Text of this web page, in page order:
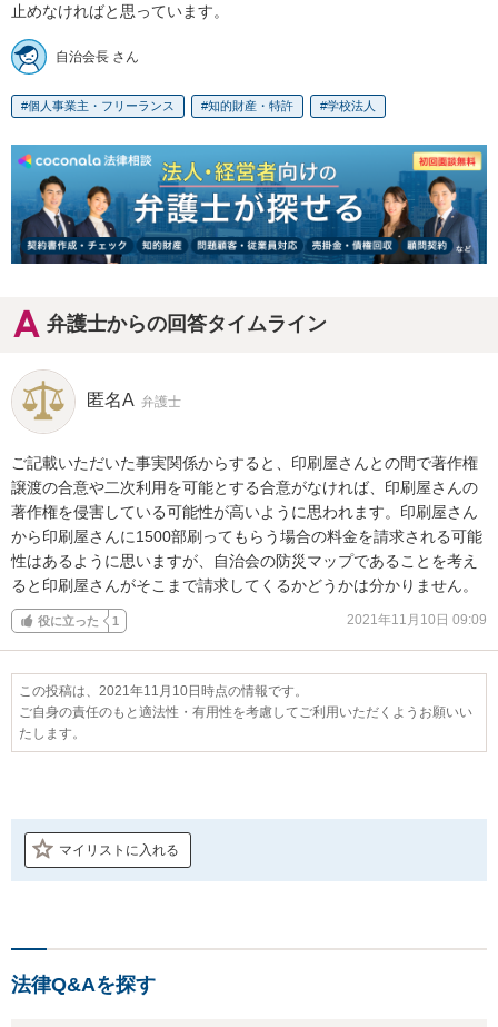
止めなければと思っています。
自治会長 さん
個人事業主・フリーランス 知的財産・特許 学校法人
弁護士からの回答タイムライン
匿名A 弁護士
ご記載いただいた事実関係からすると、印刷屋さんとの間で著作権
譲渡の合意や二次利用を可能とする合意がなければ、印刷屋さんの
著作権を侵害している可能性が高いように思われます。印刷屋さん
から印刷屋さんに1500部刷ってもらう場合の料金を請求される可能
性はあるように思いますが、自治会の防災マップであることを考え
ると印刷屋さんがそこまで請求してくるかどうかは分かりません。
役に立った 1 2021年11月10日 09:09
この投稿は、2021年11月10日時点の情報です。
ご自身の責任のもと適法性・有用性を考慮してご利用いただくようお願いい
たします。
マイリストに入れる
法律Q&Aを探す